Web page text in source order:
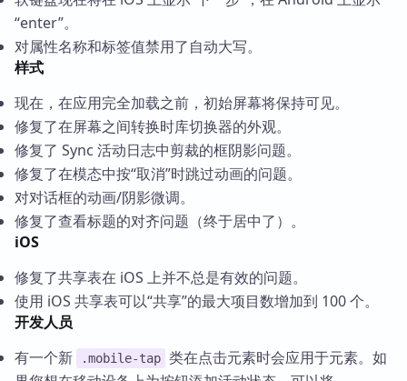
“enter”。
对属性名称和标签值禁用了自动大写。
样式
现在，在应用完全加载之前，初始屏幕将保持可见。
修复了在屏幕之间转换时库切换器的外观。
修复了 Sync 活动日志中剪裁的框阴影问题。
修复了在模态中按“取消”时跳过动画的问题。
对对话框的动画/阴影微调。
修复了查看标题的对齐问题（终于居中了）。
iOS
修复了共享表在 iOS 上并不总是有效的问题。
使用 iOS 共享表可以“共享”的最大项目数增加到 100 个。
开发人员
有一个新
.mobile-tap 类在点击元素时会应用于元素。如